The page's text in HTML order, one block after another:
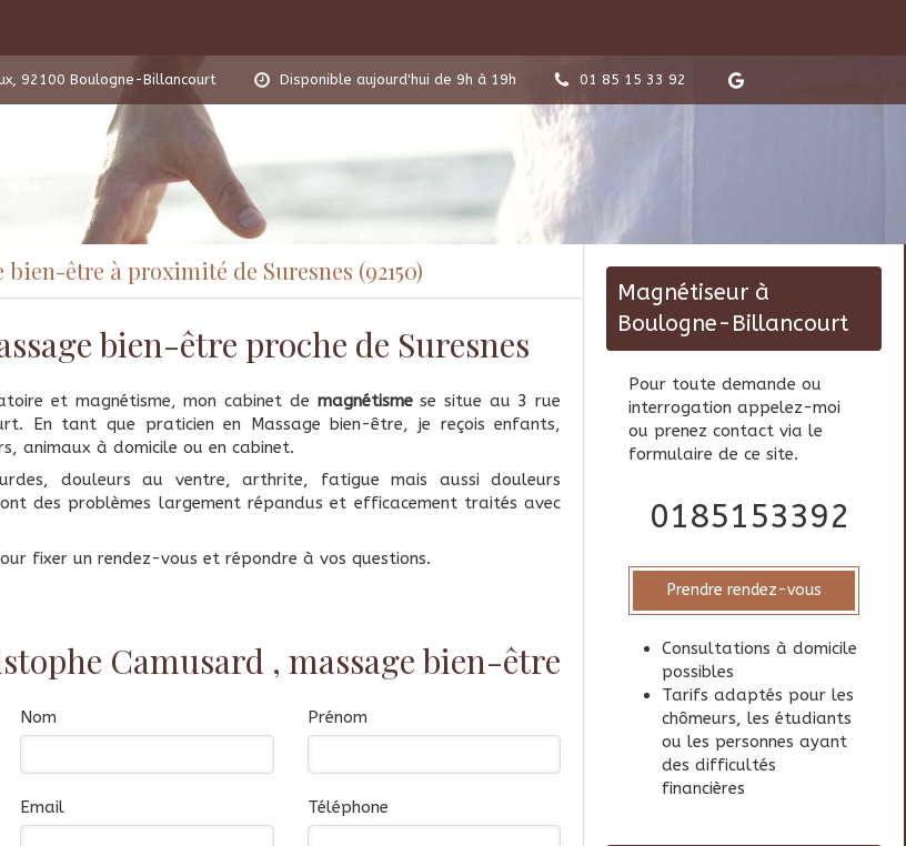
92100 Boulogne-Billancourt Disponible aujourd'hui de 9h à 19h 01 85 15 33 92
bien-être à proximité de Suresnes (92150)
bien-être proche de Suresnes
et magnétisme, mon cabinet de magnétismese situe au 3 rue
En tant que praticien en Massage bien-être, je reçois enfants,
animaux à domicile ou en cabinet.
douleurs au ventre, arthrite, fatigue mais aussi douleurs
des problèmes largement répandus et efficacement traités avec
fixer un rendez-vous et répondre à vos questions.
Camusard , massage bien-être
Nom Prénom
Email Téléphone
Magnétiseur à
Boulogne-Billancourt
Pour toute demande ou
interrogation appelez-moi
ou prenez contact via le
formulaire de ce site.
0185153392
Prendre rendez-vous
Consultations à domicile
possibles
Tarifs adaptés pour les
chômeurs, les étudiants
ou les personnes ayant
des difficultés
financières